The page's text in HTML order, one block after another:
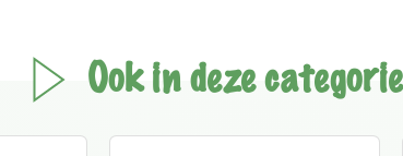
Ook in deze categorie